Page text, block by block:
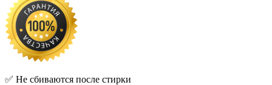
✅ Не сбиваются после стирки